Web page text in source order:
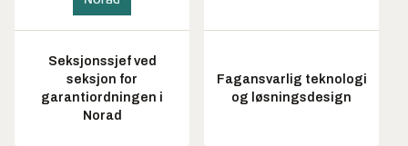
Seksjonssjef ved
seksjon for
garantiordningen i
Norad
Fagansvarlig teknologi
og løsningsdesign